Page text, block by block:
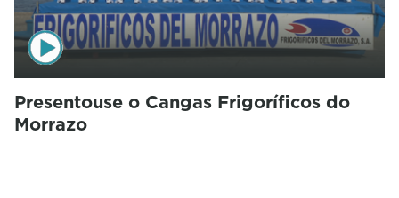
Presentouse o Cangas Frigoríficos do
Morrazo